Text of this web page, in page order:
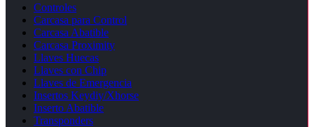
Controles
Carcasa para Control
Carcasa Abatible
Carcasa Proximity
Llaves Huecas
Llaves con Chip
Llaves de Emergencia
Insertos Keydiy/Xhorse
Inserto Abatible
Transponders